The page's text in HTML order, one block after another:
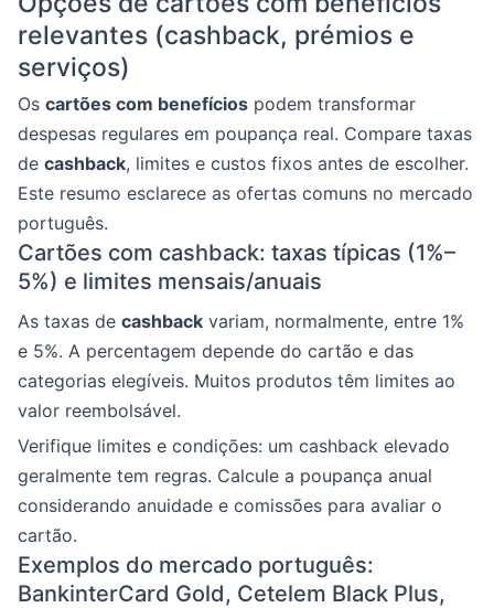
relevantes (cashback, prémios e
serviços)
Os cartões com benefícios podem transformar
despesas regulares em poupança real. Compare taxas
de cashback, limites e custos fixos antes de escolher.
Este resumo esclarece as ofertas comuns no mercado
português.
Cartões com cashback: taxas típicas (1%–
5%) e limites mensais/anuais
As taxas de cashback variam, normalmente, entre 1%
e 5%. A percentagem depende do cartão e das
categorias elegíveis. Muitos produtos têm limites ao
valor reembolsável.
Verifique limites e condições: um cashback elevado
geralmente tem regras. Calcule a poupança anual
considerando anuidade e comissões para avaliar o
cartão.
Exemplos do mercado português:
BankinterCard Gold, Cetelem Black Plus,